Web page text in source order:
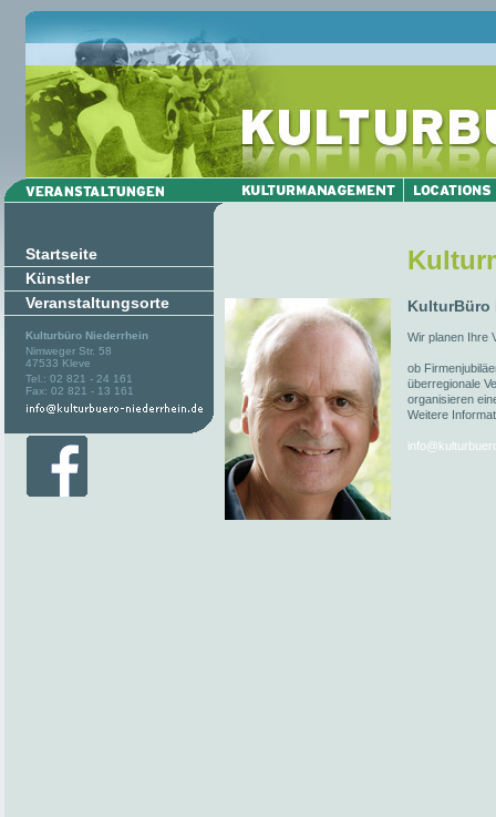
Startseite
Künstler
Veranstaltungsorte
Kulturbüro Niederrhein
Nimweger Str. 58
47533 Kleve
Tel.: 02 821 - 24 161
Fax: 02 821 - 13 161
KulturBüro
Wir planen Ihre
ob
überregionale
organisieren
Weitere